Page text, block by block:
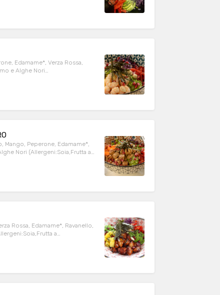
e Alghe Nori
CONDITO
DI SOIA CHE SI LEGA
Mango, Peperone, Edamame*,
NOI SOLO CON OLIO EVO,
AGLI INGREDIENTI
Rossa, Edamame*, Ravanello,
CONDITO DA NOI SOLO
SI LEGA BENISSIMO AGLI